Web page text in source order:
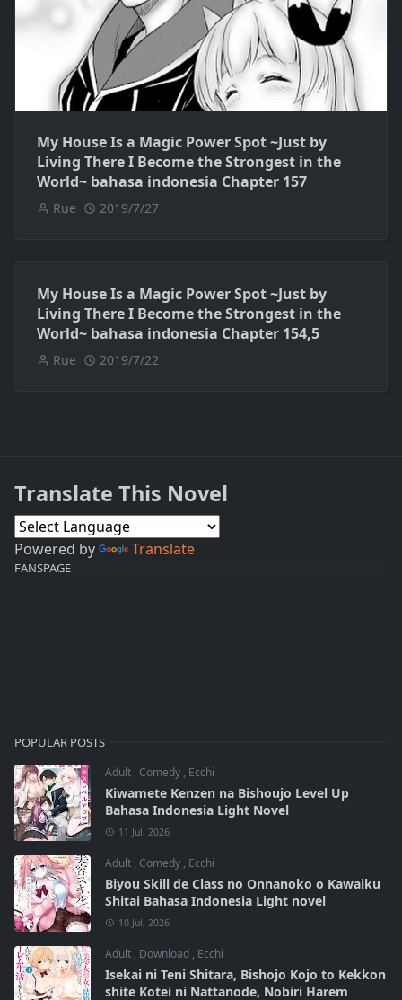
My House Is a Magic Power Spot ~Just by
Living There I Become the Strongest in the
World~ bahasa indonesia Chapter 157
Rue 2019/7/27
My House Is a Magic Power Spot ~Just by
Living There I Become the Strongest in the
World~ bahasa indonesia Chapter 154,5
Rue 2019/7/22
Translate This Novel
Powered by Translate
FANSPAGE
POPULAR POSTS
Adult , Comedy , Ecchi
Kiwamete Kenzen na Bishoujo Level Up
Bahasa Indonesia Light Novel
11 Jul, 2026
Adult , Comedy , Ecchi
Biyou Skill de Class no Onnanoko o Kawaiku
Shitai Bahasa Indonesia Light novel
10 Jul, 2026
Adult , Download , Ecchi
Isekai ni Teni Shitara, Bishojo Kojo to Kekkon
shite Kotei ni Nattanode, Nobiri Harem